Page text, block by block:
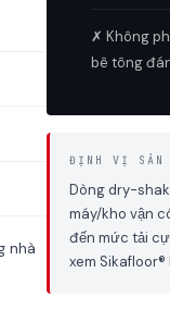
nhà
✗ Không
bê tông
ĐỊNH VỊ SẢN
Dòng dry-
máy/kho vận
đến mức tải
xem